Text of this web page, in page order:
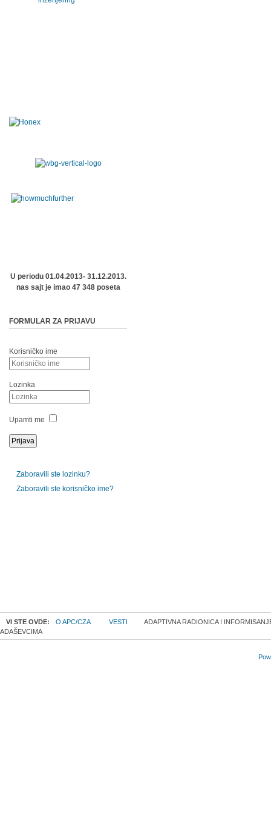
U periodu 01.04.2013- 31.12.2013.
nas sajt je imao 47 348 poseta
FORMULAR ZA PRIJAVU
Korisničko ime
Lozinka
Upamti me
Zaboravili ste lozinku?
Zaboravili ste korisničko ime?
VI STE OVDE: O APC/CZA VESTI
ADAPTIVNA RADIONICA I
ADAŠEVCIMA